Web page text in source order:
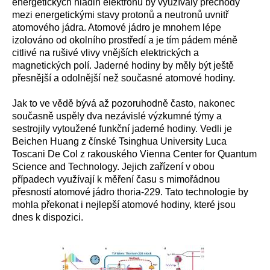
energetických hladin elektronů by využívaly přechody
mezi energetickými stavy protonů a neutronů uvnitř
atomového jádra. Atomové jádro je mnohem lépe
izolováno od okolního prostředí a je tím pádem méně
citlivé na rušivé vlivy vnějších elektrických a
magnetických polí. Jaderné hodiny by měly být ještě
přesnější a odolnější než současné atomové hodiny.
Jak to ve vědě bývá až pozoruhodně často, nakonec
současně uspěly dva nezávislé výzkumné týmy a
sestrojily vytoužené funkční jaderné hodiny. Vedli je
Beichen Huang z čínské Tsinghua University Luca
Toscani De Col z rakouského Vienna Center for Quantum
Science and Technology. Jejich zařízení v obou
případech využívají k měření času s mimořádnou
přesností atomové jádro thoria-229. Tato technologie by
mohla překonat i nejlepší atomové hodiny, které jsou
dnes k dispozici.